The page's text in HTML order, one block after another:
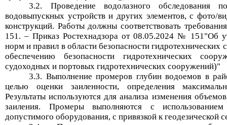
3.2. Проведение водолазного обследования
водовыпускных устройств и других элементов, с фото/
конструкций. Работы должны соответствовать
151. – Приказ Ростехнадзора от 08.05.2024 № 151"Об
норм и правил в области безопасности
обеспечению безопасности гидротехнических
судоходных и портовых гидротехнических сооружений)"
3.3. Выполнение промеров глубин водоемов в
целью оценки заиленности, определения
Результаты используются для анализа изменения
заиления. Промеры выполняются с
допустимого оборудования, с привязкой к геодезической